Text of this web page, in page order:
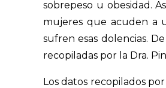
sobrepeso u obesidad.
mujeres que acuden a
sufren esas dolencias.
recopiladas por la Dra.
Los datos recopilados